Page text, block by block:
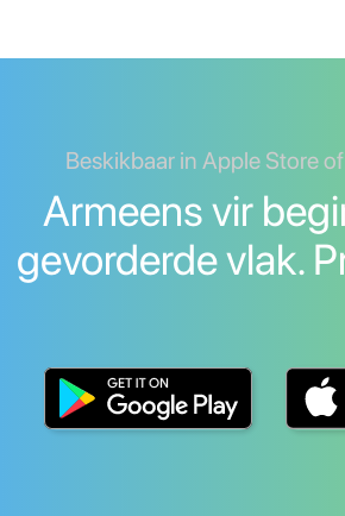
Beskikbaar in Apple Store
Armeens vir
gevorderde vlak.